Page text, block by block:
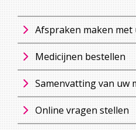
Afspraken maken met
Medicijnen bestellen
Samenvatting van uw
Online vragen stellen